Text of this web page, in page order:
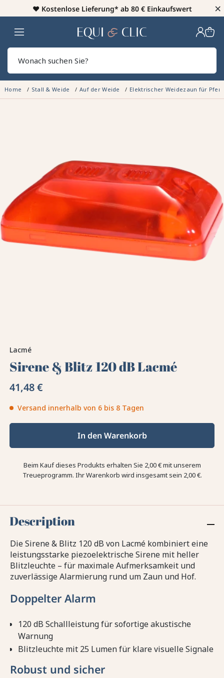
♥️ Kostenlose Lieferung* ab 80 € Einkaufswert ×
Heim
Home Stall & Weide Auf der Weide Elektrischer Weidezaun für
Lacmé
Sirene & Blitz 120 dB Lacmé
41,48 €
Versand innerhalb von 6 bis 8 Tagen
In den Warenkorb
Beim Kauf dieses Produkts erhalten Sie 2,00 €mit unserem
Treueprogramm. Ihr Warenkorb wird insgesamt sein 2,00 €.
Description
Die Sirene & Blitz 120 dB von Lacmé kombiniert eine
leistungsstarke piezoelektrische Sirene mit heller
Blitzleuchte – für maximale Aufmerksamkeit und
zuverlässige Alarmierung rund um Zaun und Hof.
Doppelter Alarm
120 dB Schallleistung für sofortige akustische
Warnung
Blitzleuchte mit 25 Lumen für klare visuelle Signale
Robust und sicher